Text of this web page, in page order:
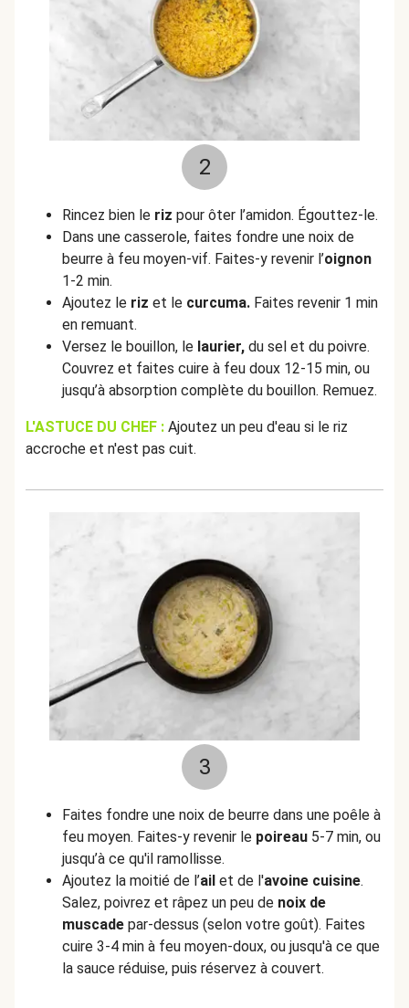
2
Rincez bien le riz pour ôter l’amidon. Égouttez-le.
Dans une casserole, faites fondre une noix de
beurre à feu moyen-vif. Faites-y revenir l’oignon
1-2 min.
Ajoutez le riz et le curcuma. Faites revenir 1 min
en remuant.
Versez le bouillon, le laurier, du sel et du poivre.
Couvrez et faites cuire à feu doux 12-15 min, ou
jusqu’à absorption complète du bouillon. Remuez.
L'ASTUCE DU CHEF : Ajoutez un peu d'eau si le riz
accroche et n'est pas cuit.
3
Faites fondre une noix de beurre dans une poêle à
feu moyen. Faites-y revenir le poireau 5-7 min, ou
jusqu’à ce qu'il ramollisse.
Ajoutez la moitié de l’ail et de l'avoine cuisine.
Salez, poivrez et râpez un peu de noix de
muscade par-dessus (selon votre goût). Faites
cuire 3-4 min à feu moyen-doux, ou jusqu'à ce que
la sauce réduise, puis réservez à couvert.